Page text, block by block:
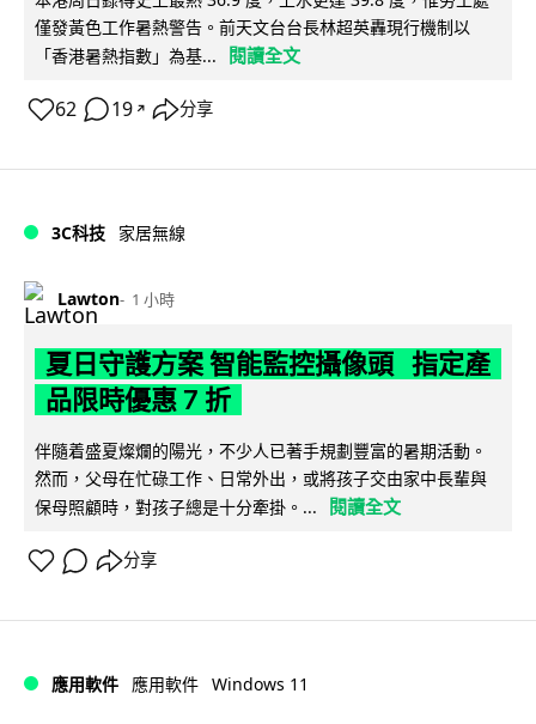
僅發黃色工作暑熱警告。前天文台台長林超英轟現行機制以
「香港暑熱指數」為基...
閱讀全文
62 19 ↗ 分享
3C科技 家居無線
Lawton 1 小時
夏日守護方案 智能監控攝像頭 指定產
品限時優惠 7 折
伴隨着盛夏燦爛的陽光，不少人已著手規劃豐富的暑期活動。
然而，父母在忙碌工作、日常外出，或將孩子交由家中長輩與
保母照顧時，對孩子總是十分牽掛。...
閱讀全文
分享
應用軟件 應用軟件 Windows 11